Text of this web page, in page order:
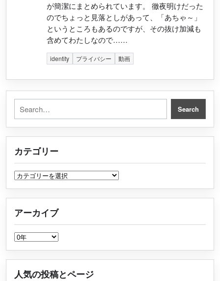
が簡潔にまとめられています。 徹夜明けだった
のでちょっと見落としがあって、「あちゃ～」
というところもあるのですが、その抜け加減も
含めてわたしなので……
identity プライバシー 動画
Search
カテゴリー
カテゴリー
アーカイブ
アーカイブ
人気の投稿とページ